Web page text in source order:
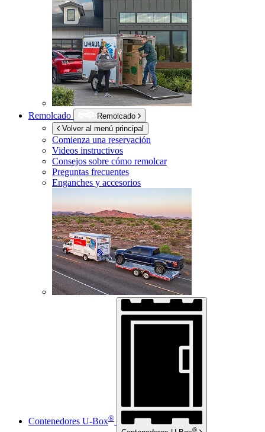
Remolcado
Remolcado
Volver al menú principal
Comienza una reservación
Videos instructivos
Consejos sobre cómo remolcar
Preguntas frecuentes
Enganches y accesorios
Contenedores U-Box®
®